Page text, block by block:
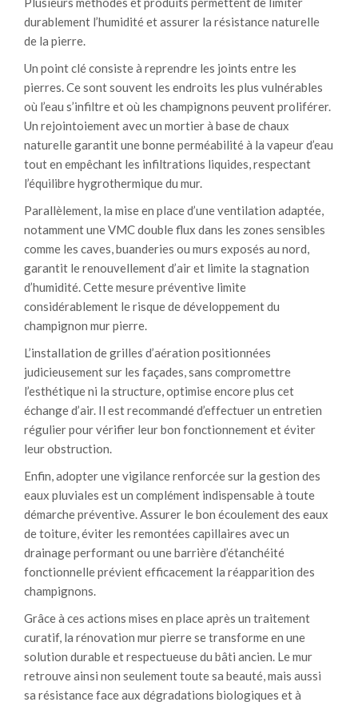
durablement l’humidité et assurer la résistance naturelle
de la pierre.
Un point clé consiste à reprendre les joints entre les
pierres. Ce sont souvent les endroits les plus vulnérables
où l’eau s’infiltre et où les champignons peuvent proliférer.
Un rejointoiement avec un mortier à base de chaux
naturelle garantit une bonne perméabilité à la vapeur d’eau
tout en empêchant les infiltrations liquides, respectant
l’équilibre hygrothermique du mur.
Parallèlement, la mise en place d’une ventilation adaptée,
notamment une VMC double flux dans les zones sensibles
comme les caves, buanderies ou murs exposés au nord,
garantit le renouvellement d’air et limite la stagnation
d’humidité. Cette mesure préventive limite
considérablement le risque de développement du
champignon mur pierre.
L’installation de grilles d’aération positionnées
judicieusement sur les façades, sans compromettre
l’esthétique ni la structure, optimise encore plus cet
échange d’air. Il est recommandé d’effectuer un entretien
régulier pour vérifier leur bon fonctionnement et éviter
leur obstruction.
Enfin, adopter une vigilance renforcée sur la gestion des
eaux pluviales est un complément indispensable à toute
démarche préventive. Assurer le bon écoulement des eaux
de toiture, éviter les remontées capillaires avec un
drainage performant ou une barrière d’étanchéité
fonctionnelle prévient efficacement la réapparition des
champignons.
Grâce à ces actions mises en place après un traitement
curatif, la rénovation mur pierre se transforme en une
solution durable et respectueuse du bâti ancien. Le mur
retrouve ainsi non seulement toute sa beauté, mais aussi
sa résistance face aux dégradations biologiques et à